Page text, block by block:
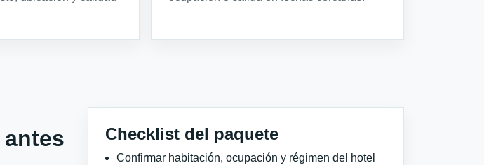
Checklist del paquete
Confirmar habitación, ocupación y régimen del hotel